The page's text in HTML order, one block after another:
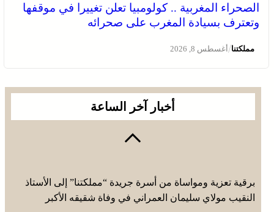
الصحراء المغربية .. كولومبيا تعلن تغييرا في موقفها
وتعترف بسيادة المغرب على صحرائه
مملكتنا/أغسطس 8, 2026
أخبار آخر الساعة
برقية تعزية ومواساة من أسرة جريدة “مملكتنا” إلى الأستاذ
النقيب مولاي سليمان العمراني في وفاة شقيقه الأكبر